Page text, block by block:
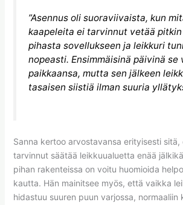
”Asennus oli suoraviivaista, kun
kaapeleita ei tarvinnut vetää
pihasta sovellukseen ja leikkuri
nopeasti. Ensimmäisinä päivinä se
paikkaansa, mutta sen jälkeen
tasaisen siistiä ilman suuria
Sanna kertoo arvostavansa erityisesti sitä,
tarvinnut säätää leikkuualuetta enää
pihan rakenteissa on voitu huomioida
kautta. Hän mainitsee myös, että vaikka
hidastuu suuren puun varjossa, normaaliin